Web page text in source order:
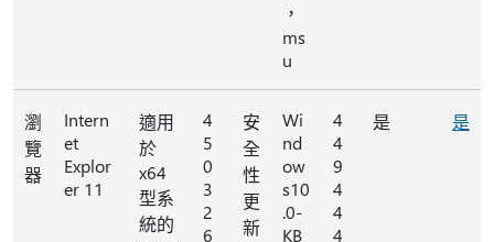
，
ms
u
瀏
覽
器
Intern
et
Explor
er 11
適用
於
x64
型系
統的
4
5
0
3
2
6
安
全
性
更
新
Wi
nd
ow
s10
.0-
KB
4
4
9
4
4
4
是 是